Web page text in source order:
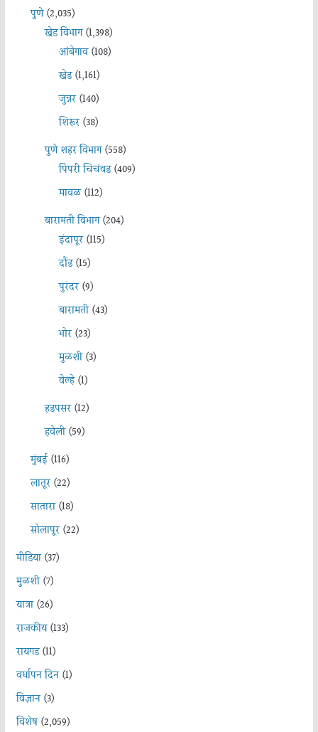
पुणे(2,035)
खेड विभाग(1,398)
आंबेगाव(108)
खेड(1,161)
जुन्नर(140)
शिरूर(38)
पुणे शहर विभाग(558)
पिंपरी चिचंवड(409)
मावळ(112)
बारामती विभाग(204)
इंदापूर(115)
दौंड(15)
पुरंदर(9)
बारामती(43)
भोर(23)
मुळशी(3)
वेल्हे(1)
हडपसर(12)
हवेली(59)
मुंबई(116)
लातूर(22)
सातारा(18)
सोलापूर(22)
मीडिया(37)
मुळशी(7)
यात्रा(26)
राजकीय(133)
रायगड(11)
वर्धापन दिन(1)
विज्ञान(3)
विशेष(2,059)